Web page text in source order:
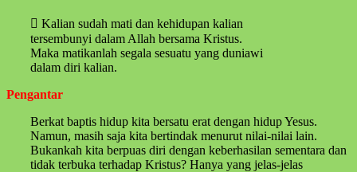
 Kalian sudah mati dan kehidupan kalian
tersembunyi dalam Allah bersama Kristus.
Maka matikanlah segala sesuatu yang duniawi
dalam diri kalian.
Pengantar
Berkat baptis hidup kita bersatu erat dengan hidup Yesus.
Namun, masih saja kita bertindak menurut nilai-nilai lain.
Bukankah kita berpuas diri dengan keberhasilan sementara dan
tidak terbuka terhadap Kristus? Hanya yang jelas-jelas